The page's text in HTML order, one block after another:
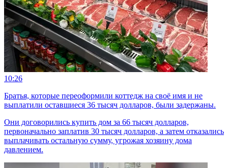
10:26
Братья, которые переоформили коттедж на своё имя и не
выплатили оставшиеся 36 тысяч долларов, были задержаны.
Они договорились купить дом за 66 тысяч долларов,
первоначально заплатив 30 тысяч долларов, а затем отказались
выплачивать остальную сумму, угрожая хозяину дома
давлением.